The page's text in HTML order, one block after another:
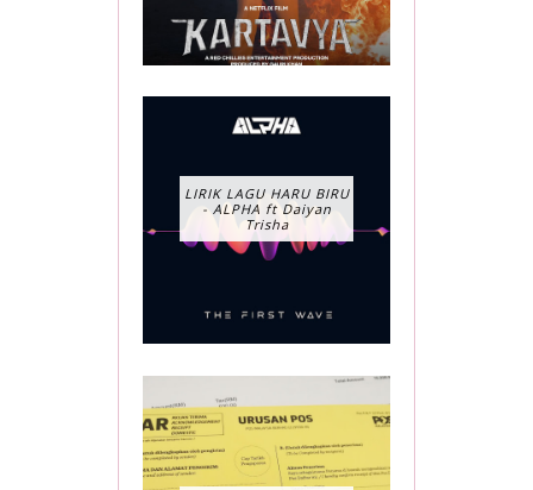
LIRIK LAGU HARU BIRU
- ALPHA ft Daiyan
Trisha